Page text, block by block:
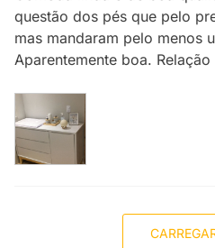
questão dos pés que pelo
mas mandaram pelo menos
Aparentemente boa.